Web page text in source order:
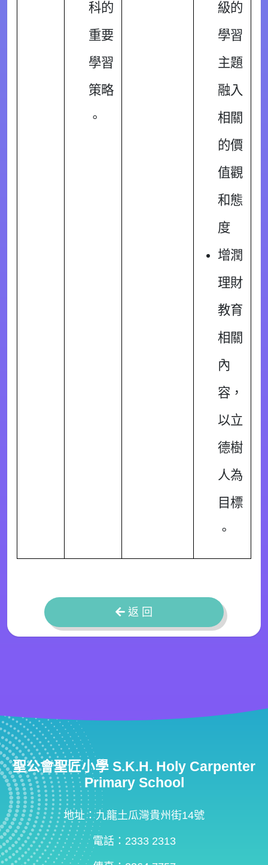
科的
重要
學習
策略
。
級的
學習
主題
融入
相關
的價
值觀
和態
度
增潤
理財
教育
相關
內
容，
以立
德樹
人為
目標
。
返 回
聖公會聖匠小學 S.K.H. Holy Carpenter
Primary School
地址：九龍土瓜灣貴州街14號
電話：2333 2313